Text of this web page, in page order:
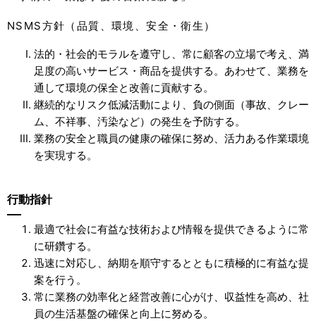
NSMS方針（品質、環境、安全・衛生）
法的・社会的モラルを遵守し、常に顧客の立場で考え、満
足度の高いサービス・商品を提供する。あわせて、業務を
通して環境の保全と改善に貢献する。
継続的なリスク低減活動により、負の側面（事故、クレー
ム、不祥事、汚染など）の発生を予防する。
業務の安全と職員の健康の確保に努め、活力ある作業環境
を実現する。
行動指針
最適で社会に有益な技術および情報を提供できるように常
に研鑽する。
迅速に対応し、納期を順守するとともに積極的に有益な提
案を行う。
常に業務の効率化と経営改善に心がけ、収益性を高め、社
員の生活基盤の確保と向上に努める。